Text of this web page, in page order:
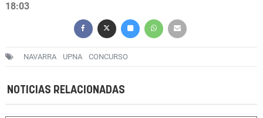
18:03
NAVARRA UPNA CONCURSO
NOTICIAS RELACIONADAS